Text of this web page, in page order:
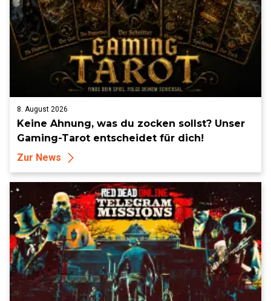
8. August 2026
Keine Ahnung, was du zocken sollst? Unser
Gaming-Tarot entscheidet für dich!
Zur News